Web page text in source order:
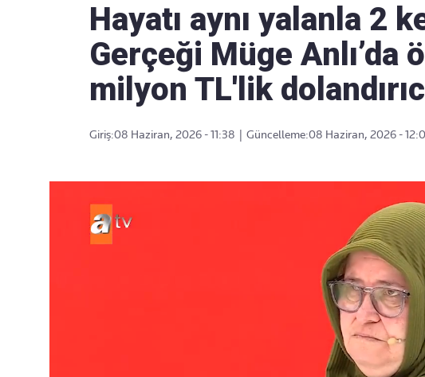
Hayatı aynı yalanla 2
Gerçeği Müge Anlı’da
milyon TL'lik
Giriş:08 Haziran, 2026 - 11:38 Güncelleme:08 Haziran, 2026 -